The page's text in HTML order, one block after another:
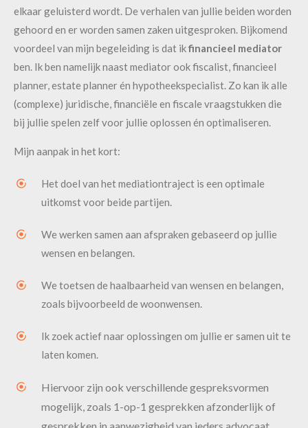
elkaar geluisterd wordt. De verhalen van jullie beiden worden
gehoord en er worden samen zaken uitgesproken. Bijkomend
voordeel van mijn begeleiding is dat ikfinancieel mediator
ben. Ik ben namelijk naast mediator ook fiscalist, financieel
planner, estate planner én hypotheekspecialist. Zo kan ik alle
(complexe) juridische, financiële en fiscale vraagstukken die
bij jullie spelen zelf voor jullie oplossen én optimaliseren.
Mijn aanpak in het kort:
Het doel van het mediationtraject is een optimale
uitkomst voor beide partijen.
We werken samen aan afspraken gebaseerd op jullie
wensen en belangen.
We toetsen de haalbaarheid van wensen en belangen,
zoals bijvoorbeeld de woonwensen.
Ik zoek actief naar oplossingen om jullie er samen uit te
laten komen.
Hiervoor zijn ook verschillende gespreksvormen
mogelijk, zoals 1-op-1 gesprekken afzonderlijk of
Contact Maak een afspraak